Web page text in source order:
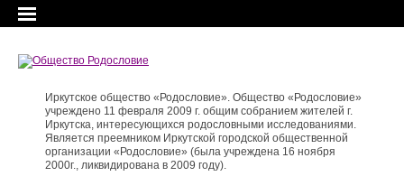
Иркутское общество «Родословие». Общество «Родословие»
учреждено 11 февраля 2009 г. общим собранием жителей г.
Иркутска, интересующихся родословными исследованиями.
Является преемником Иркутской городской общественной
организации «Родословие» (была учреждена 16 ноября
2000г., ликвидирована в 2009 году).